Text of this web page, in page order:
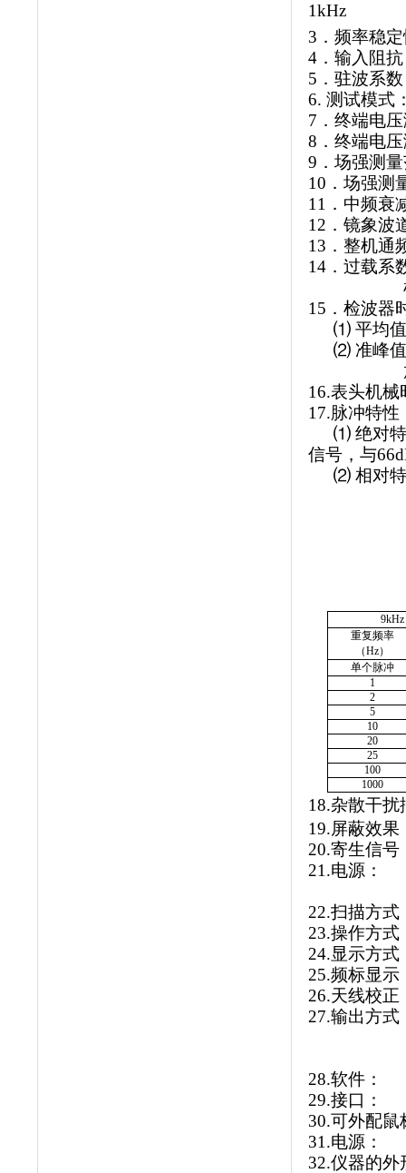
1kHz
3 ．频率稳
4 ．输入阻
5 ．驻波系
6. 测试模式
7 ．终端电
8 ．终端电
9 ．场强测
10 ．场强测
11 ．中频衰
12 ．镜象波
13 ．整机通
14 ．过载系
15 ．检波器
⑴ 平均
⑵ 准峰
16.表头机械
17.脉冲特性
⑴ 绝对
信号，与
⑵ 相对
9kHz
重复频率
（Hz）
单个脉冲
1
2
5
10
20
25
100
1000
18.杂散干扰
19.屏蔽效果
20.寄生信号
21.电源：
22.扫描方式
23.操作方式
24.显示方式
25.频标显示
26.天线校正
27.输出方式
28.软件：
29.接口：
30.可外配鼠
31.电源：
32.仪器的外